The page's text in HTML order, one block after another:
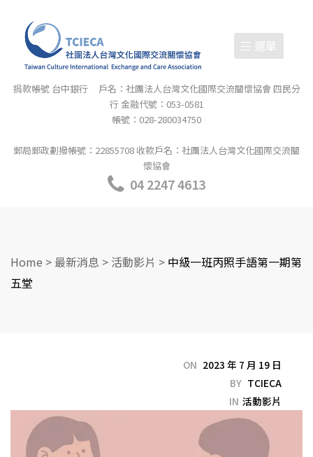
選單
捐款帳號 台中銀行 戶名：社團法人台灣文化國際交流關懷協會 四民分
行 金融代號：053-0581
帳號：028-280034750
郵局郵政劃撥帳號：22855708 收款戶名：社團法人台灣文化國際交流關
懷協會
04 2247 4613
Home > 最新消息 > 活動影片 > 中級一班丙照手語第一期第
五堂
ON 2023 年 7 月 19 日
BY TCIECA
IN 活動影片